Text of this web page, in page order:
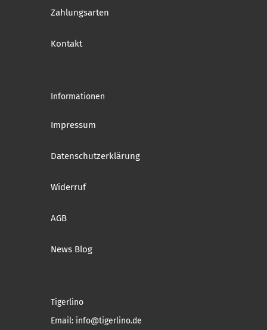
Zahlungsarten
Kontakt
Informationen
Impressum
Datenschutzerklärung
Widerruf
AGB
News Blog
Tigerlino
Email: info@tigerlino.de